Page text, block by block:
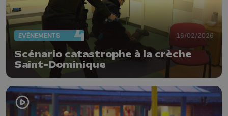
EVÈNEMENTS 16/02/2026
Scénario catastrophe à la crèche
Saint-Dominique